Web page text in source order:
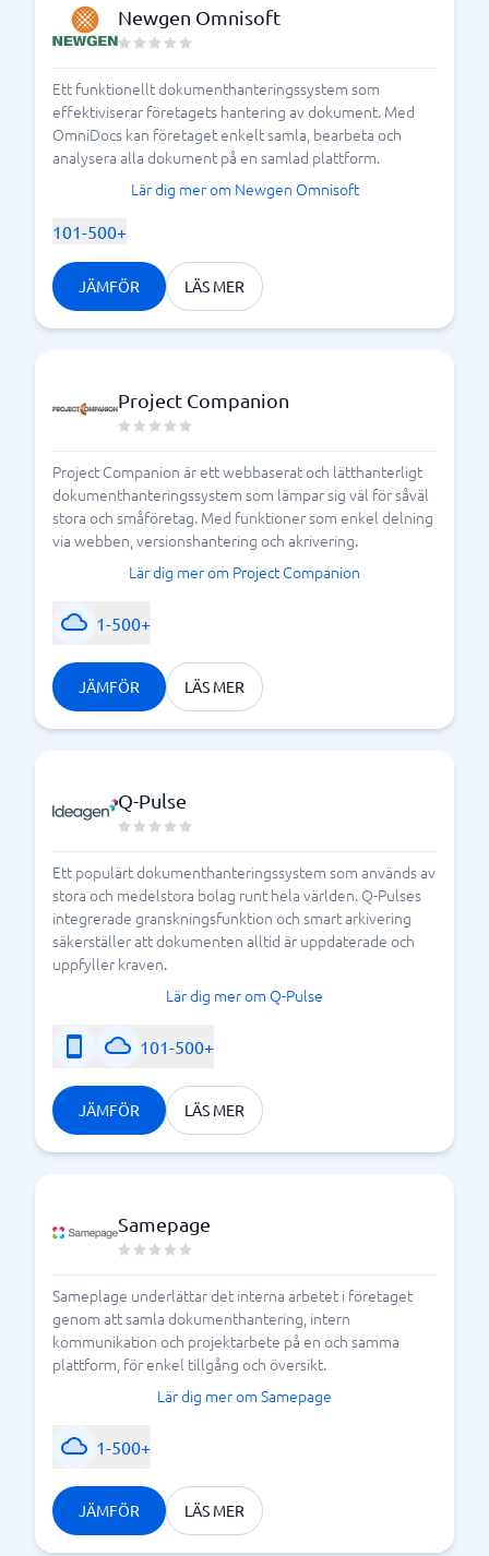
Newgen Omnisoft
Ett funktionellt dokumenthanteringssystem som
effektiviserar företagets hantering av dokument. Med
OmniDocs kan företaget enkelt samla, bearbeta och
analysera alla dokument på en samlad plattform.
Lär dig mer om Newgen Omnisoft
101-500+
JÄMFÖR LÄS MER
Project Companion
Project Companion är ett webbaserat och lätthanterligt
dokumenthanteringssystem som lämpar sig väl för såväl
stora och småföretag. Med funktioner som enkel delning
via webben, versionshantering och akrivering.
Lär dig mer om Project Companion
1-500+
JÄMFÖR LÄS MER
Q-Pulse
Ett populärt dokumenthanteringssystem som används av
stora och medelstora bolag runt hela världen. Q-Pulses
integrerade granskningsfunktion och smart arkivering
säkerställer att dokumenten alltid är uppdaterade och
uppfyller kraven.
Lär dig mer om Q-Pulse
101-500+
JÄMFÖR LÄS MER
Samepage
Sameplage underlättar det interna arbetet i företaget
genom att samla dokumenthantering, intern
kommunikation och projektarbete på en och samma
plattform, för enkel tillgång och översikt.
Lär dig mer om Samepage
1-500+
JÄMFÖR LÄS MER